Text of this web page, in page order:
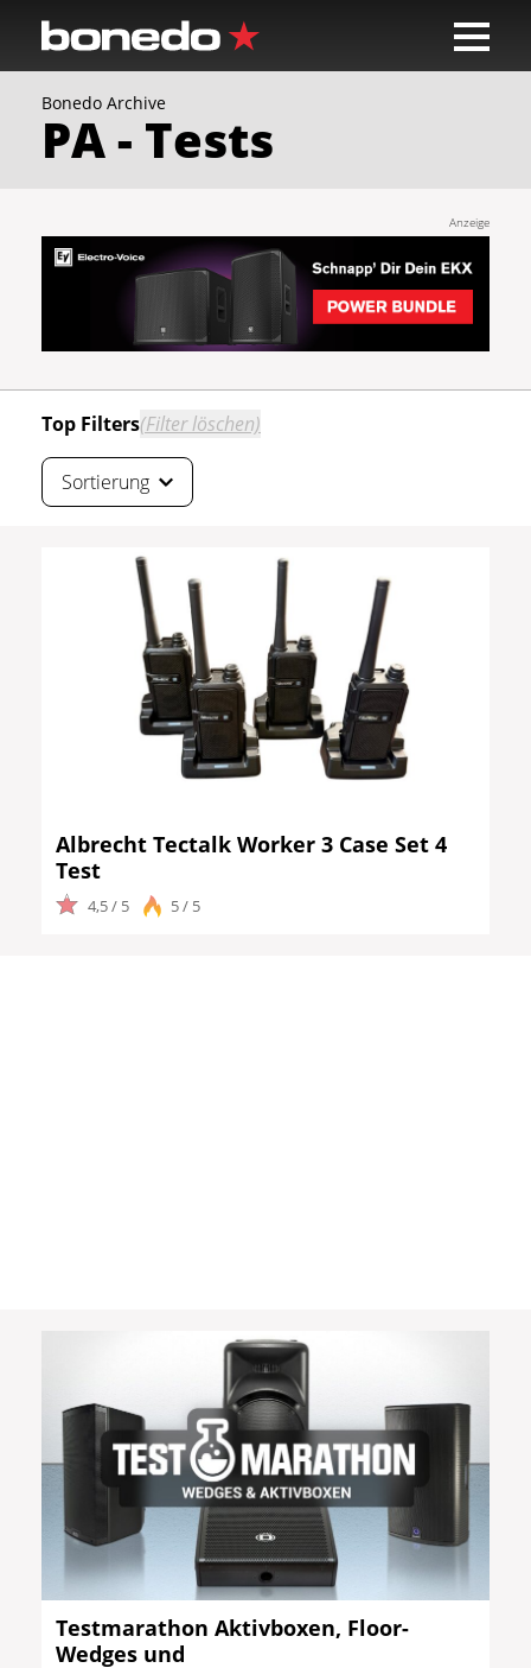
Bonedo Archive
PA - Tests
Anzeige
Top Filters(Filter löschen)
Sortierung
Sortierung
Höchste Testnote
Neueste zuerst
Albrecht Tectalk Worker 3 Case Set 4
Test
4,5 / 5 5 / 5
Testmarathon Aktivboxen, Floor-
Wedges und